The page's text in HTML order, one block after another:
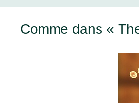
Comme dans «